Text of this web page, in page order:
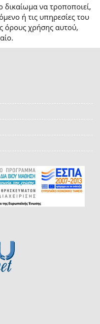
να τροποποιεί,
ή τις υπηρεσίες του
όρους χρήσης αυτού,